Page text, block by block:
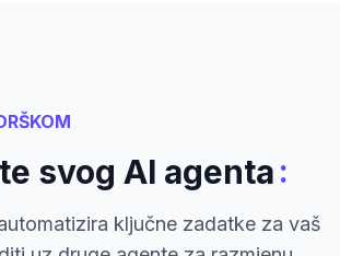
svog AI agenta:
ključne zadatke za vaš